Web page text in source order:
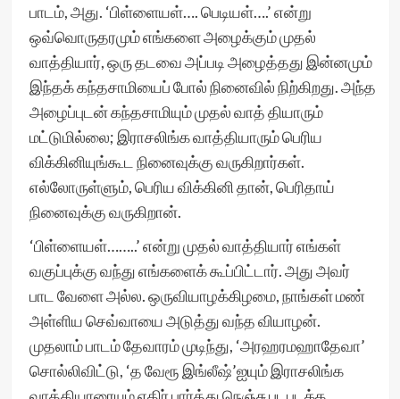
பாடம், அது. ‘பிள்ளையள்…. பெடியள்….’ என்று
ஒவ்வொருதரமும் எங்களை அழைக்கும் முதல்
வாத்தியார், ஒரு தடவை அப்படி அழைத்தது இன்னமும்
இந்தக் கந்தசாமியைப் போல் நினைவில் நிற்கிறது. அந்த
அழைப்புடன் கந்தசாமியும் முதல் வாத் தியாரும்
மட்டுமில்லை; இராசலிங்க வாத்தியாரும் பெரிய
விக்கினியுங்கூட நினைவுக்கு வருகிறார்கள்.
எல்லோருள்ளும், பெரிய விக்கினி தான், பெரிதாய்
நினைவுக்கு வருகிறான்.
‘பிள்ளையள்……..’ என்று முதல் வாத்தியார் எங்கள்
வகுப்புக்கு வந்து எங்களைக் கூப்பிட்டார். அது அவர்
பாட வேளை அல்ல. ஒருவியாழக்கிழமை, நாங்கள் மண்
அள்ளிய செவ்வாயை அடுத்து வந்த வியாழன்.
முதலாம் பாடம் தேவாரம் முடிந்து, ‘அரஹரமஹாதேவா’
சொல்லிவிட்டு, ‘த வேரூ இங்லீஷ்’ஐயும் இராசலிங்க